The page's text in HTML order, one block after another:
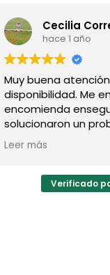
Cecilia
hace 1 año
Muy buena atención y
disponibilidad. Me
encomienda
solucionaron un
tuve con la compra
no por la de ellos)
Leer más
Verificado